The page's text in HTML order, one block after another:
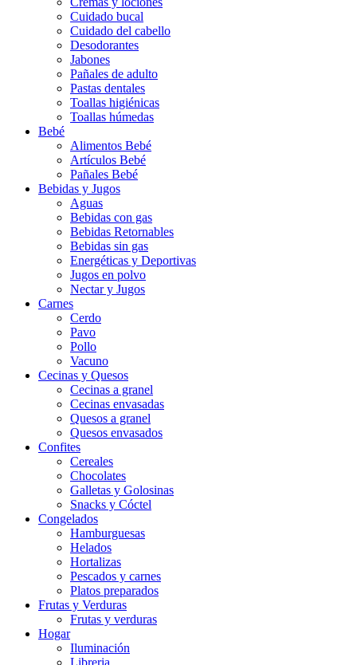
Cuidado bucal
Cuidado del cabello
Desodorantes
Jabones
Pañales de adulto
Pastas dentales
Toallas higiénicas
Toallas húmedas
Bebé
Alimentos Bebé
Artículos Bebé
Pañales Bebé
Bebidas y Jugos
Aguas
Bebidas con gas
Bebidas Retornables
Bebidas sin gas
Energéticas y Deportivas
Jugos en polvo
Nectar y Jugos
Carnes
Cerdo
Pavo
Pollo
Vacuno
Cecinas y Quesos
Cecinas a granel
Cecinas envasadas
Quesos a granel
Quesos envasados
Confites
Cereales
Chocolates
Galletas y Golosinas
Snacks y Cóctel
Congelados
Hamburguesas
Helados
Hortalizas
Pescados y carnes
Platos preparados
Frutas y Verduras
Frutas y verduras
Hogar
Iluminación
Libreria